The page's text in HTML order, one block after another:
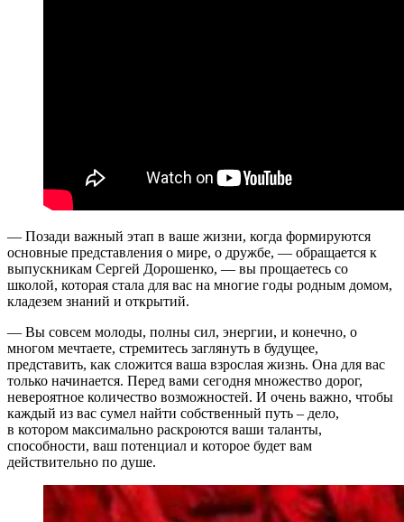
— Позади важный этап в ваше жизни, когда формируются
основные представления о мире, о дружбе, — обращается к
выпускникам Сергей Дорошенко, — вы прощаетесь со
школой, которая стала для вас на многие годы родным домом,
кладезем знаний и открытий.
— Вы совсем молоды, полны сил, энергии, и конечно, о
многом мечтаете, стремитесь заглянуть в будущее,
представить, как сложится ваша взрослая жизнь. Она для вас
только начинается. Перед вами сегодня множество дорог,
невероятное количество возможностей. И очень важно, чтобы
каждый из вас сумел найти собственный путь – дело,
в котором максимально раскроются ваши таланты,
способности, ваш потенциал и которое будет вам
действительно по душе.